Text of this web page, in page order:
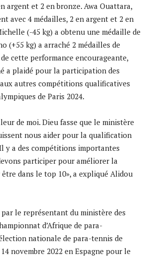
argent et 2 en bronze. Awa Ouattara,
avec 4 médailles, 2 en argent et 2 en
(-45 kg) a obtenu une médaille de
(+55 kg) a arraché 2 médailles de
cette performance encourageante,
a plaidé pour la participation des
autres compétitions qualificatives
de Paris 2024.
de moi. Dieu fasse que le ministère
nous aider pour la qualification
y a des compétitions importantes
participer pour améliorer la
dans le top 10», a expliqué Alidou
le représentant du ministère des
d’Afrique de para-
nationale de para-tennis de
novembre 2022 en Espagne pour le